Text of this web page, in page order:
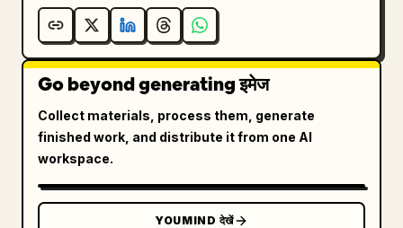
Go beyond generating इमेज
Collect materials, process them, generate
finished work, and distribute it from one AI
workspace.
YOUMIND देखें